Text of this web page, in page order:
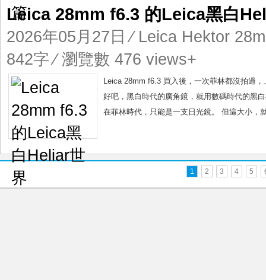
28mm
的
Leica
黑
白
Heliar
界
Leica 28mm f6.3 的Leica黑白
2026年05月27日 ⁄ Leica Hektor
842字 ⁄ 瀏覽數 476 views+
Leica 28mm f6.3 買入後，一次菲林都沒拍過
好吧，黑白時代的廣角鏡，就用數碼時代的黑
在菲林時代，只能是一支日光鏡。 但這大小，
1 2 3 4 5